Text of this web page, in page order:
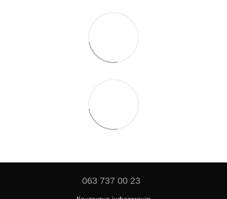
063 737 00 23